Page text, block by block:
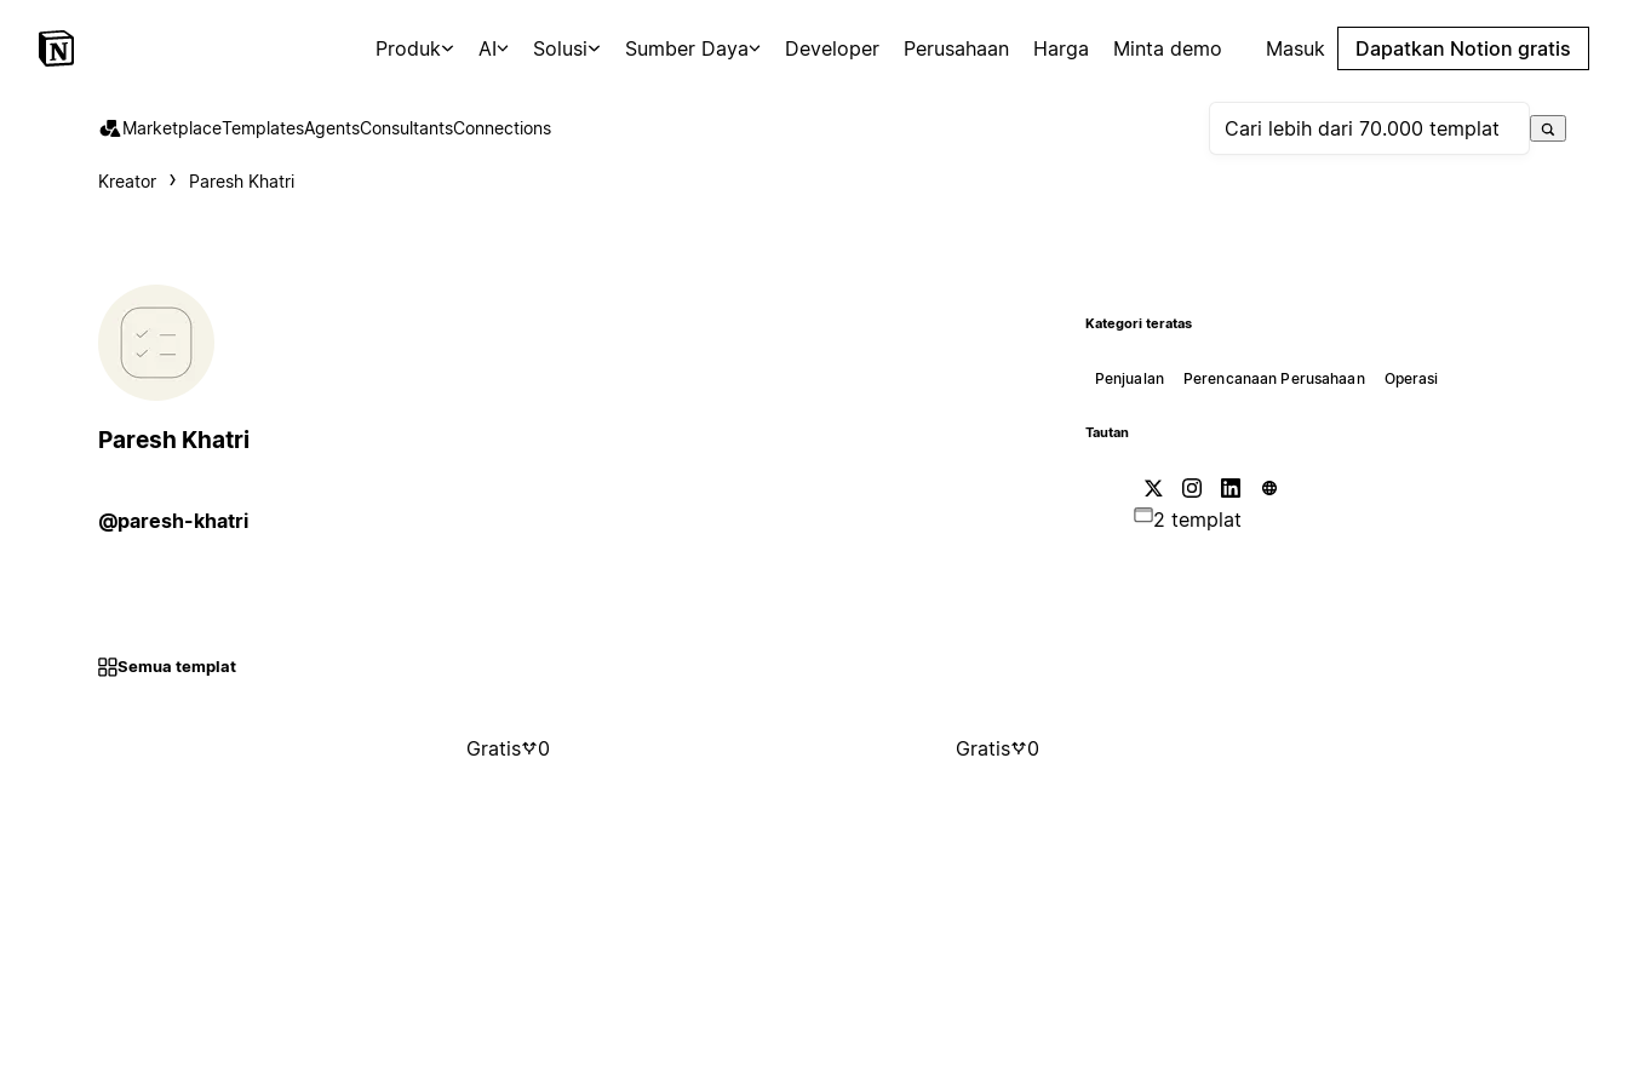
Produk AI Solusi Sumber Daya Developer Perusahaan Harga Minta demo Masuk Dapatkan Notion gratis
MarketplaceTemplatesAgentsConsultantsConnections
Kreator Paresh Khatri
Paresh Khatri
@paresh-khatri
Kategori teratas
Penjualan Perencanaan Perusahaan Operasi
Tautan
2 templat
Semua templat
Gratis 0 Gratis 0